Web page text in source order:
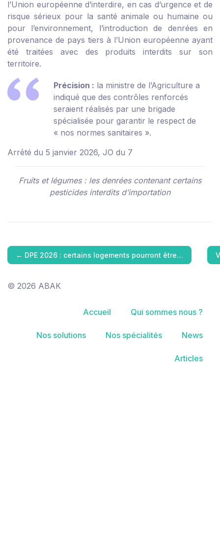
l’Union européenne d’interdire, en cas d’urgence et de
risque sérieux pour la santé animale ou humaine ou
pour l’environnement, l’introduction de denrées en
provenance de pays tiers à l’Union européenne ayant
été traitées avec des produits interdits sur son
territoire.
Précision : la ministre de l’Agriculture a
indiqué que des contrôles renforcés
seraient réalisés par une brigade
spécialisée pour garantir le respect de
« nos normes sanitaires ».
Arrêté du 5 janvier 2026, JO du 7
Fruits et légumes : les denrées contenant certains
pesticides interdits d’importation
← DPE 2026 : certains logements pourront être…
© 2026 ABAK
Accueil Qui sommes nous ?
Nos solutions Nos spécialités News
Articles